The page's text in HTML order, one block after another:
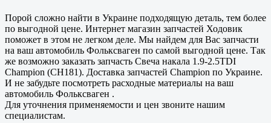
Порой сложно найти в Украине подходящую деталь, тем более
по выгодной цене. Интернет магазин запчастей Ходовик
поможет в этом не легком деле. Мы найдем для Вас запчасти
на ваш автомобиль Фольксваген по самой выгодной цене. Так
же возможно заказать запчасть Свеча накала 1.9-2.5TDI
Champion (CH181). Доставка запчастей Champion по Украине.
И не забудьте посмотреть расходные материалы на ваш
автомобиль Фольксваген .
Для уточнения применяемости и цен звоните нашим
специалистам.